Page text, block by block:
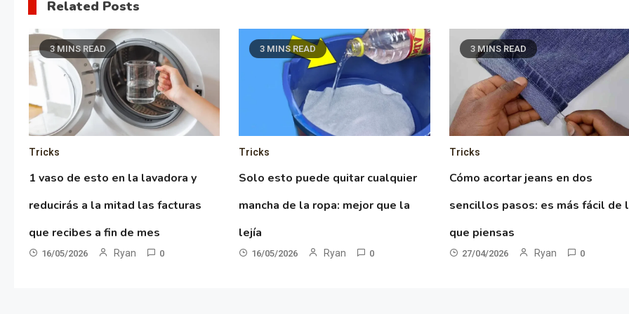
Related Posts
3 MINS READ
Tricks
1 vaso de esto en la lavadora y
reducirás a la mitad las facturas
que recibes a fin de mes
16/05/2026 Ryan 0
3 MINS READ
Tricks
Solo esto puede quitar cualquier
mancha de la ropa: mejor que la
lejía
16/05/2026 Ryan 0
3 MINS READ
Tricks
Cómo acortar jeans en dos
sencillos pasos: es más fácil de
que piensas
27/04/2026 Ryan 0